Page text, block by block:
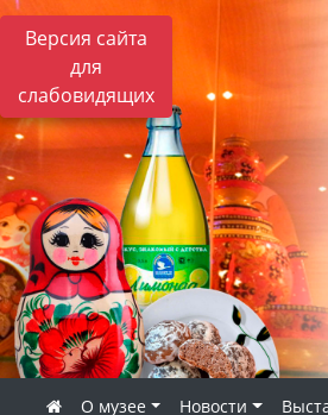
Версия сайта
для
слабовидящих
О музее Новости